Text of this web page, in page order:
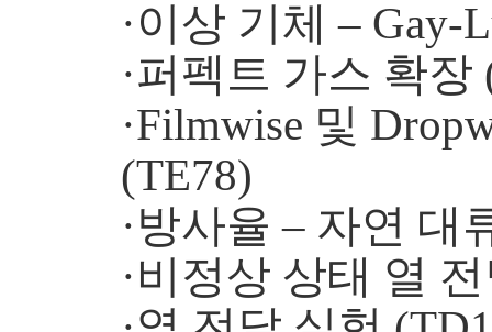
·이상 기체 – Gay-
·퍼펙트 가스 확장
·Filmwise 및
(TE78)
·방사율 – 자연 대
·비정상 상태 열